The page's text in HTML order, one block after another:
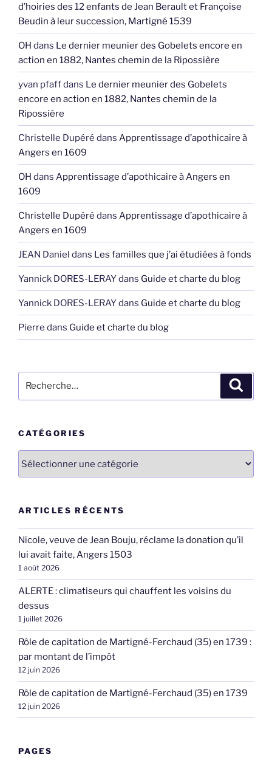
d’hoiries des 12 enfants de Jean Berault et Françoise
Beudin à leur succession, Martigné 1539
OH dans Le dernier meunier des Gobelets encore en
action en 1882, Nantes chemin de la Ripossière
yvan pfaffdans Le dernier meunier des Gobelets
encore en action en 1882, Nantes chemin de la
Ripossière
Christelle Dupéré dans Apprentissage d’apothicaire à
Angers en 1609
OH dans Apprentissage d’apothicaire à Angers en
1609
Christelle Dupéré dans Apprentissage d’apothicaire à
Angers en 1609
JEAN Daniel dans Les familles que j’ai étudiées à fonds
Yannick DORES-LERAYdans Guide et charte du blog
Yannick DORES-LERAYdans Guide et charte du blog
Pierre dans Guide et charte du blog
pour
CATÉGORIES
ARTICLES RÉCENTS
Nicole, veuve de Jean Bouju, réclame la donation qu’il
lui avait faite, Angers 1503
1 août 2026
ALERTE : climatiseurs qui chauffent les voisins du
dessus
1 juillet 2026
Rôle de capitation de Martigné-Ferchaud (35) en 1739 :
par montant de l’impôt
12 juin 2026
Rôle de capitation de Martigné-Ferchaud (35) en 1739
12 juin 2026
PAGES